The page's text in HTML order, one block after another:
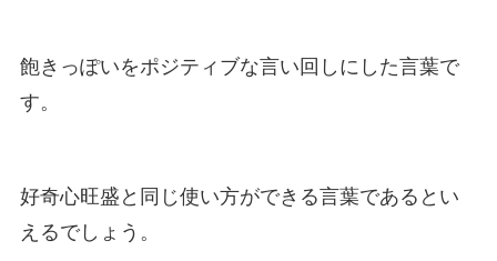
飽きっぽいをポジティブな言い回しにした言葉で
す。
好奇心旺盛と同じ使い方ができる言葉であるとい
えるでしょう。